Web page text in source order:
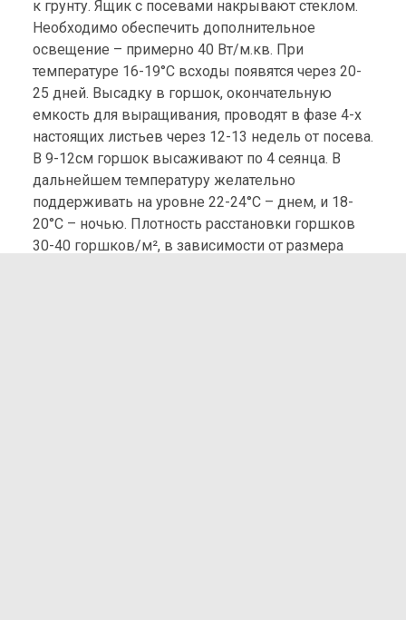
к грунту. Ящик с посевами накрывают стеклом.
Необходимо обеспечить дополнительное
освещение – примерно 40 Вт/м.кв. При
температуре 16-19°С всходы появятся через 20-
25 дней. Высадку в горшок, окончательную
емкость для выращивания, проводят в фазе 4-х
настоящих листьев через 12-13 недель от посева.
В 9-12см горшок высаживают по 4 сеянца. В
дальнейшем температуру желательно
поддерживать на уровне 22-24°С – днем, и 18-
20°С – ночью. Плотность расстановки горшков
30-40 горшков/м², в зависимости от размера